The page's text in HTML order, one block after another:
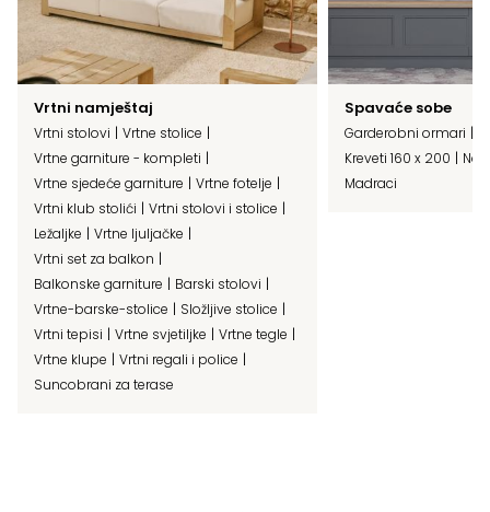
Vrtni namještaj
Vrtni stolovi
Vrtne stolice
Vrtne garniture - kompleti
Vrtne sjedeće garniture
Vrtne fotelje
Vrtni klub stolići
Vrtni stolovi i stolice
Ležaljke
Vrtne ljuljačke
Vrtni set za balkon
Balkonske garniture
Barski stolovi
Vrtne-barske-stolice
Složljive stolice
Vrtni tepisi
Vrtne svjetiljke
Vrtne tegle
Vrtne klupe
Vrtni regali i police
Suncobrani za terase
Spavaće sobe
Garderobni ormari
Kreveti 160 x 200
Madraci